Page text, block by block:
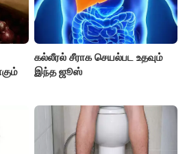
கல்லீரல் சீராக செயல்பட உதவும்
இந்த ஜூஸ்